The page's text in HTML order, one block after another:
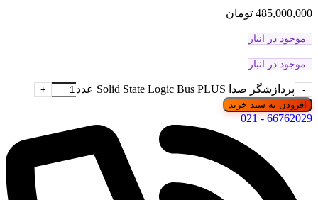
485,000,000 تومان
موجود در انبار
موجود در انبار
پردازشگر صدا Solid State Logic Bus PLUS عدد
افزودن به سبد خرید
66762029 - 021